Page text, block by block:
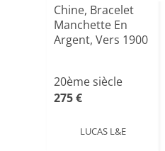
Chine, Bracelet
Manchette En
Argent, Vers 1900
20ème siècle
275 €
LUCAS L&E